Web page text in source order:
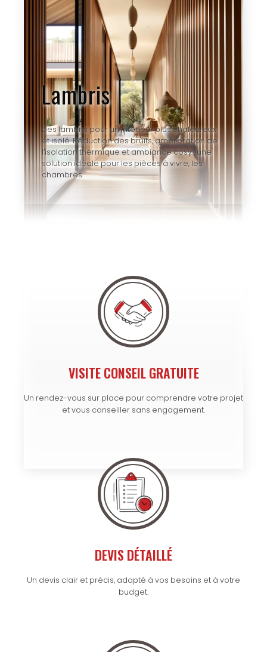
Lambris
Des lambris pour un intérieur plus chaleureux
et isolé. Réduction des bruits, amélioration de
l’isolation thermique et ambiance cosy : une
solution idéale pour les pièces à vivre, les
chambres.
VISITE CONSEIL GRATUITE
Un rendez-vous sur place pour comprendre votre projet
et vous conseiller sans engagement.
DEVIS DÉTAILLÉ
Un devis clair et précis, adapté à vos besoins et à votre
budget.